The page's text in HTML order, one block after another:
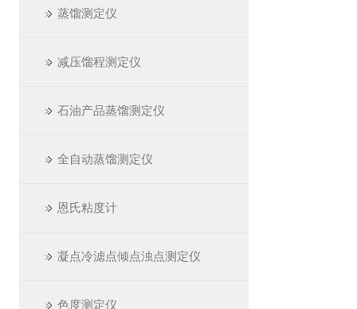
蒸馏测定仪
减压馏程测定仪
石油产品蒸馏测定仪
全自动蒸馏测定仪
恩氏粘度计
凝点冷滤点倾点浊点测定仪
色度测定仪